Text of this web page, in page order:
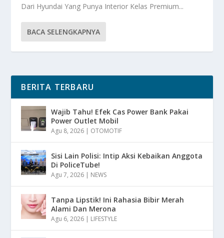
Dari Hyundai Yang Punya Interior Kelas Premium...
BACA SELENGKAPNYA
BERITA TERBARU
Wajib Tahu! Efek Cas Power Bank Pakai
Power Outlet Mobil
Agu 8, 2026 | OTOMOTIF
Sisi Lain Polisi: Intip Aksi Kebaikan Anggota
Di PoliceTube!
Agu 7, 2026 | NEWS
Tanpa Lipstik! Ini Rahasia Bibir Merah
Alami Dan Merona
Agu 6, 2026 | LIFESTYLE